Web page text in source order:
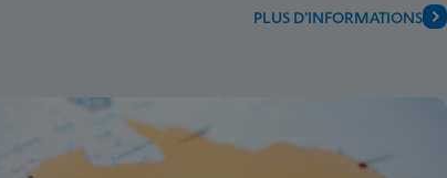
PLUS D’INFORMATIONS